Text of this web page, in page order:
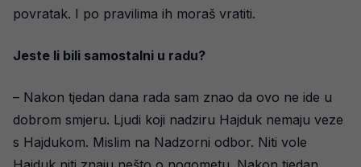
povratak. I po pravilima ih moraš vratiti.
Jeste li bili samostalni u radu?
– Nakon tjedan dana rada sam znao da ovo ne ide u
dobrom smjeru. Ljudi koji nadziru Hajduk nemaju veze
s Hajdukom. Mislim na Nadzorni odbor. Niti vole